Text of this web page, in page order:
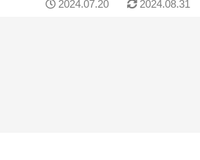
2024.07.20 2024.08.31